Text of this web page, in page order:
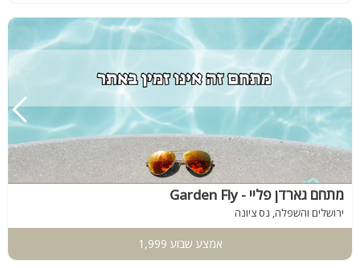
מתחם גארדן פליי - Garden Fly
ירושלים והשפלה, נס ציונה
אמצע שבוע 1,999